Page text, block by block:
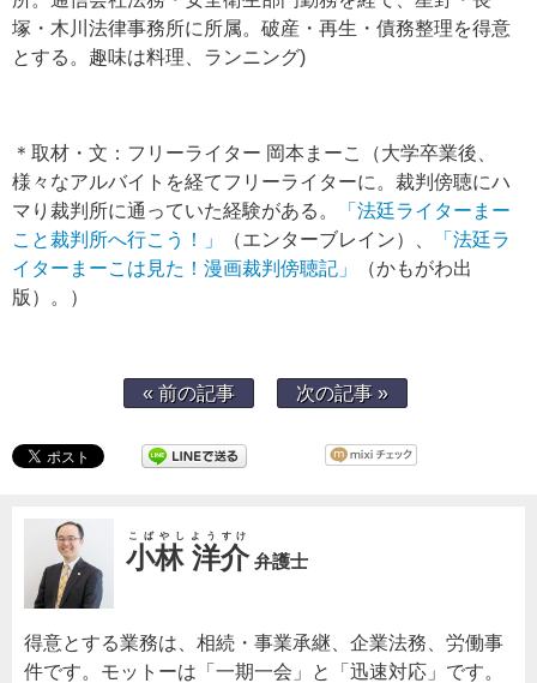
塚・木川法律事務所に所属。破産・再生・債務整理を得意
とする。趣味は料理、ランニング)
＊取材・文：フリーライター 岡本まーこ（大学卒業後、
様々なアルバイトを経てフリーライターに。裁判傍聴にハ
マり裁判所に通っていた経験がある。
「法廷ライターまー
こと裁判所へ行こう！」
（エンターブレイン）、
「法廷ラ
イターまーこは見た！漫画裁判傍聴記」
（かもがわ出
版）。）
« 前の記事 次の記事 »
小林 洋介
こばやしようすけ
弁護士
得意とする業務は、相続・事業承継、企業法務、労働事
件です。モットーは「一期一会」と「迅速対応」です。